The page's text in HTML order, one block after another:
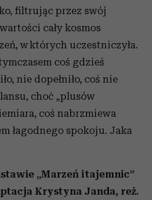
filtrując przez swój
cały kosmos
w których uczestniczyła.
coś gdzieś
nie dopełniło, coś nie
choć „plusów
coś nabrzmiewa
łagodnego spokoju. Jaka
„Marzeń i tajemnic”
Krystyna Janda, reż.